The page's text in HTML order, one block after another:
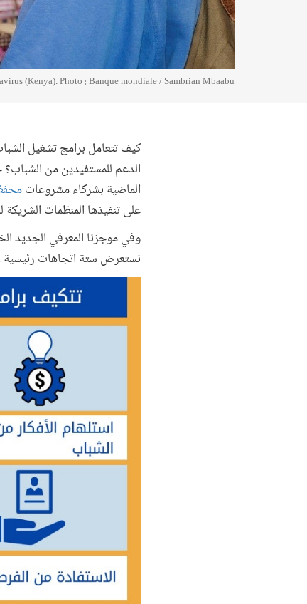
(Kenya). Photo : Banque mondiale / Sambrian Mbaabu
الدعم للمستفيدين من
الماضية بشركاء مشروعات
على تنفيذها المنظمات الشريكة
وفي موجزنا المعرفي الجديد
نستعرض ستة اتجاهات رئيسية